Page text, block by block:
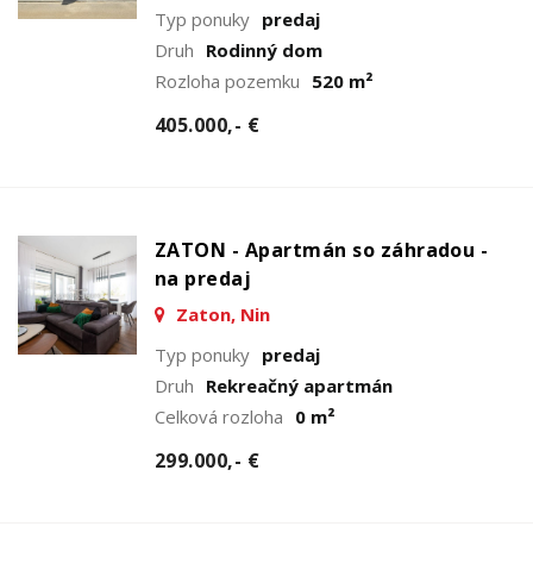
Typ ponuky predaj
Druh Rodinný dom
Rozloha pozemku 520 m²
405.000,- €
ZATON - Apartmán so záhradou -
na predaj
Zaton, Nin
Typ ponuky predaj
Druh Rekreačný apartmán
Celková rozloha 0 m²
299.000,- €